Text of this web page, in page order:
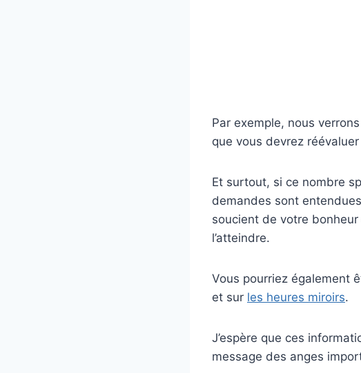
Par exemple, nous
que vous devrez
Et surtout, si ce nombre
demandes sont
soucient de votre
l’atteindre.
Vous pourriez également
et sur les heures miroirs.
J’espère que ces
message des anges